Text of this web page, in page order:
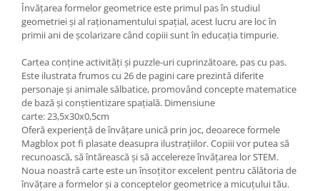
Învățarea formelor geometrice este primul pas în studiul
geometriei și al raționamentului spațial, acest lucru are loc în
primii ani de școlarizare când copiii sunt în educația timpurie.
Cartea conține activități și puzzle-uri cuprinzătoare, pas cu pas.
Este ilustrata frumos cu 26 de pagini care prezintă diferite
personaje și animale sălbatice, promovând concepte matematice
de bază și conștientizare spațială. Dimensiune
carte: 23,5x30x0,5cm
Oferă experiență de învățare unică prin joc, deoarece formele
Magblox pot fi plasate deasupra ilustrațiilor. Copiii vor putea să
recunoască, să întărească și să accelereze învățarea lor STEM.
Noua noastră carte este un însoțitor excelent pentru călătoria de
învățare a formelor și a conceptelor geometrice a micuțului tău.